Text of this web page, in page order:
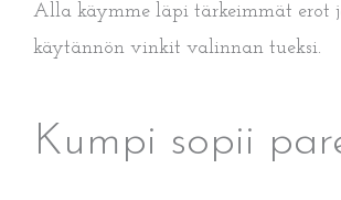
Alla käymme läpi tärkeimmät erot
käytännön vinkit valinnan tueksi.
Kumpi sopii